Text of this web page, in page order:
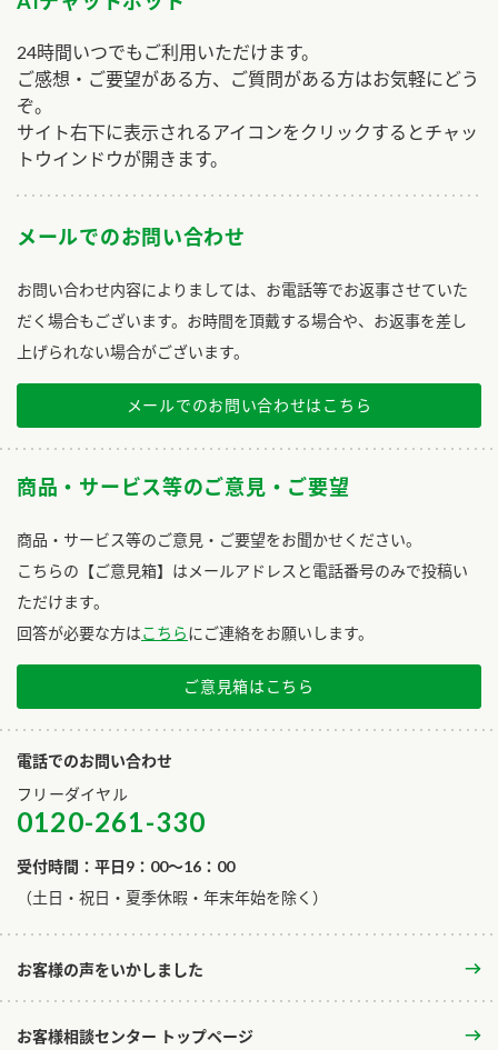
24時間いつでもご利用いただけます。
ご感想・ご要望がある方、ご質問がある方はお気軽にどう
ぞ。
サイト右下に表示されるアイコンをクリックするとチャッ
トウインドウが開きます。
メールでのお問い合わせ
お問い合わせ内容によりましては、お電話等でお返事させていた
だく場合もございます。お時間を頂戴する場合や、お返事を差し
上げられない場合がございます。
メールでのお問い合わせはこちら
商品・サービス等のご意見・ご要望
商品・サービス等のご意見・ご要望をお聞かせください。
こちらの【ご意見箱】はメールアドレスと電話番号のみで投稿い
ただけます。
回答が必要な方はこちらにご連絡をお願いします。
ご意見箱はこちら
電話でのお問い合わせ
フリーダイヤル
0120-261-330
受付時間：平日9：00～16：00
​（土日・祝日・夏季休暇・年末年始を除く）
お客様の声をいかしました
お客様相談センター トップページ